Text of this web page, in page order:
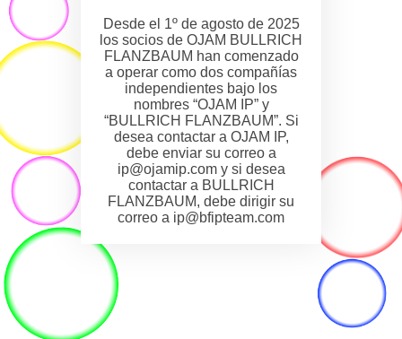
Desde el 1º de agosto de 2025
los socios de OJAM BULLRICH
FLANZBAUM han comenzado
a operar como dos compañías
independientes bajo los
nombres “OJAM IP” y
“BULLRICH FLANZBAUM”. Si
desea contactar a OJAM IP,
debe enviar su correo a
ip@ojamip.com y si desea
contactar a BULLRICH
FLANZBAUM, debe dirigir su
correo a ip@bfipteam.com